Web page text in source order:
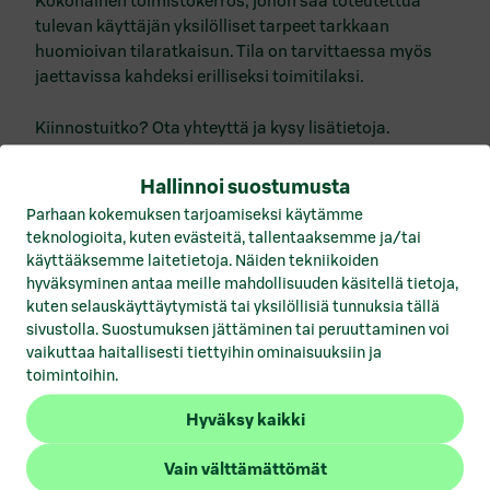
Hallinnoi suostumusta
Parhaan kokemuksen tarjoamiseksi käytämme
teknologioita, kuten evästeitä, tallentaaksemme ja/tai
käyttääksemme laitetietoja. Näiden tekniikoiden
hyväksyminen antaa meille mahdollisuuden käsitellä tietoja,
kuten selauskäyttäytymistä tai yksilöllisiä tunnuksia tällä
sivustolla. Suostumuksen jättäminen tai peruuttaminen voi
vaikuttaa haitallisesti tiettyihin ominaisuuksiin ja
toimintoihin.
Hyväksy kaikki
Vain välttämättömät
tulevan käyttäjän yksilölliset tarpeet tarkkaan
huomioivan tilaratkaisun. Tila on tarvittaessa myös
jaettavissa kahdeksi erilliseksi toimitilaksi.
Kiinnostuitko? Ota yhteyttä ja kysy lisätietoja.
1/3
Vuokrattavat toimitilat Hämeenlinna
Vuokrattavat toimitilat Helsinki
Vuokrattavat toimitilat Jyväskylä
Vuokrattavat toimitilat Kotka
Vuokrattavat toimitilat Kuopio
Vuokrattavat toimitilat Lahti
Vuokrattavat toimitilat Lohja
Vuokrattavat toimitilat Mikkeli
Vuokrattavat toimitilat Pori
Vuokrattavat toimitilat Porvoo